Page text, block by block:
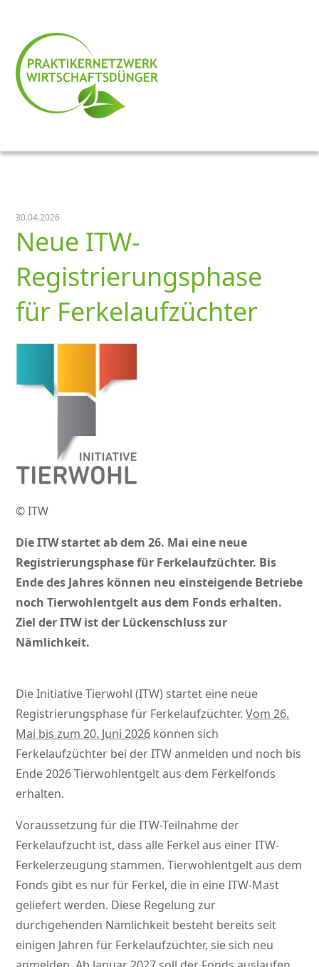
30.04.2026
Neue ITW-
Registrierungsphase
für Ferkelaufzüchter
© ITW
Die ITW startet ab dem 26. Mai eine neue
Registrierungsphase für Ferkelaufzüchter. Bis
Ende des Jahres können neu einsteigende Betriebe
noch Tierwohlentgelt aus dem Fonds erhalten.
Ziel der ITW ist der Lückenschluss zur
Nämlichkeit.
Die Initiative Tierwohl (ITW) startet eine neue
Registrierungsphase für Ferkelaufzüchter.Vom 26.
Mai bis zum 20. Juni 2026 können sich
Ferkelaufzüchter bei der ITW anmelden und noch bis
Ende 2026 Tierwohlentgelt aus dem Ferkelfonds
erhalten.
Voraussetzung für die ITW-Teilnahme der
Ferkelaufzucht ist, dass alle Ferkel aus einer ITW-
Ferkelerzeugung stammen. Tierwohlentgelt aus dem
Fonds gibt es nur für Ferkel, die in eine ITW-Mast
geliefert werden. Diese Regelung zur
durchgehenden Nämlichkeit besteht bereits seit
einigen Jahren für Ferkelaufzüchter, sie sich neu